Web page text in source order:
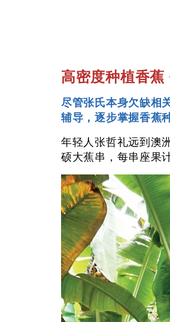
高密度种植香
尽管张氏本身欠缺相
辅导，逐步掌握香蕉
年轻人张哲礼远到澳
硕大蕉串，每串座果